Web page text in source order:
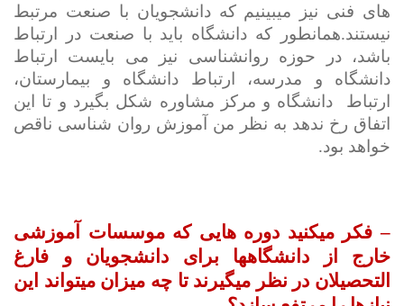
های فنی نیز می­بینیم که دانشجویان با صنعت مرتبط
نیستند.همانطور که دانشگاه باید با صنعت در ارتباط
باشد، در حوزه روان­شناسی نیز می بایست ارتباط
دانشگاه و مدرسه، ارتباط دانشگاه و بیمارستان،
ارتباط
دانشگاه و مرکز مشاوره شکل بگیرد و تا این
اتفاق رخ ندهد به نظر من آموزش روان شناسی ناقص
خواهد بود.
– فکر می­کنید دوره هایی که موسسات آموزشی
خارج از دانشگاه­ها برای دانشجویان و فارغ
التحصیلان در نظر می­گیرند تا چه میزان می­تواند این